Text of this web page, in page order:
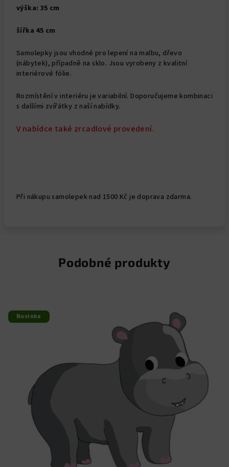
výška: 35 cm
šířka 45 cm
Samolepky jsou vhodné pro lepení na malbu, dřevo
(nábytek), případně na sklo. Jsou vyrobeny z kvalitní
interiérové fólie.
Rozmístění v interiéru je variabilní. Doporučujeme kombinaci
s dalšími zvířátky z naší nabídky.
V nabídce také zrcadlové provedení.
Při nákupu samolepek nad 1500 Kč je doprava zdarma.
Podobné produkty
Novinka